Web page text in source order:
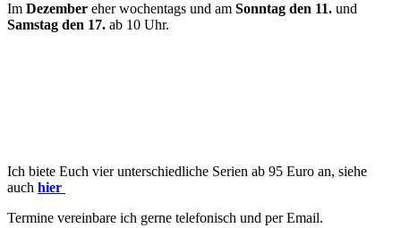
Im Dezember eher wochentags und am Sonntag den 11. und
Samstag den 17. ab 10 Uhr.
Ich biete Euch vier unterschiedliche Serien ab 95 Euro an, siehe
auch hier
Termine vereinbare ich gerne telefonisch und per Email.